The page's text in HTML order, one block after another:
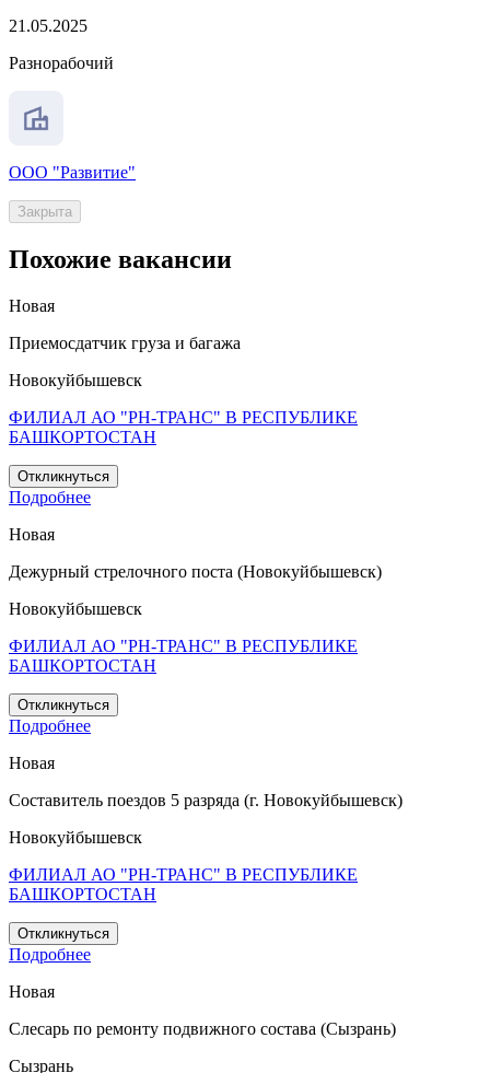
21.05.2025
Разнорабочий
ООО "Развитие"
Закрыта
Похожие вакансии
Новая
Приемосдатчик груза и багажа
Новокуйбышевск
ФИЛИАЛ АО "РН-ТРАНС" В РЕСПУБЛИКЕ
БАШКОРТОСТАН
Откликнуться
Подробнее
Новая
Дежурный стрелочного поста (Новокуйбышевск)
Новокуйбышевск
ФИЛИАЛ АО "РН-ТРАНС" В РЕСПУБЛИКЕ
БАШКОРТОСТАН
Откликнуться
Подробнее
Новая
Составитель поездов 5 разряда (г. Новокуйбышевск)
Новокуйбышевск
ФИЛИАЛ АО "РН-ТРАНС" В РЕСПУБЛИКЕ
БАШКОРТОСТАН
Откликнуться
Подробнее
Новая
Слесарь по ремонту подвижного состава (Сызрань)
Сызрань